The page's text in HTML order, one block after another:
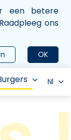
een betere
ons
OK
Nl